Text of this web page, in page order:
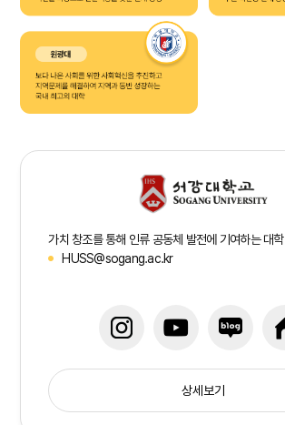
가치 창조를 통해 인류 공동체 발전에 기여하는 대학
HUSS@sogang.ac.kr
상세보기